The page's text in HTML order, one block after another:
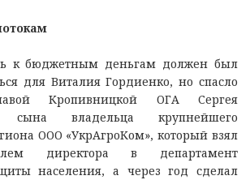
к бюджетным деньгам должен был
для Виталия Гордиенко, но спасло
Кропивницкой ОГА Сергея
владельца крупнейшего
ООО «УкрАгроКом», который взял
директора в департамент
населения, а через год сделал